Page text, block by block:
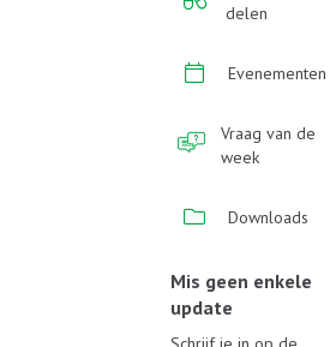
delen
Evenementen
Vraag van de
week
Downloads
Mis geen enkele
update